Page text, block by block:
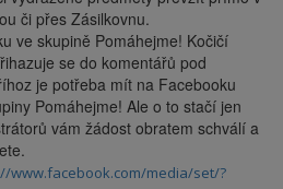
či přes Zásilkovnu.
ve skupině Pomáhejme! Kočičí
se do komentářů pod
je potřeba mít na Facebooku
Pomáhejme! Ale o to stačí jen
vám žádost obratem schválí a
www.facebook.com/media/set/?